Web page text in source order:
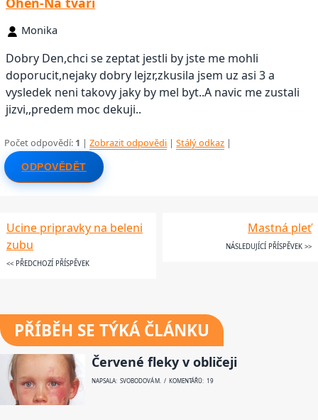
Monika
Dobry Den,chci se zeptat jestli by jste me mohli
doporucit,nejaky dobry lejzr,zkusila jsem uz asi 3 a
vysledek neni takovy jaky by mel byt..A navic me zustali
jizvi,,predem moc dekuji..
Počet odpovědí: 1 |Zobrazit odpovědi |Stálý odkaz |
ODPOVĚDĚT
Ucine pripravky na beleni
zubu
<< PŘEDCHOZÍ PŘÍSPĚVEK
Mastná pleť
NÁSLEDUJÍCÍ PŘÍSPĚVEK >>
PŘÍBĚH SE TÝKÁ ČLÁNKU
Červené fleky v obličeji
NAPSALA: SVOBODOVÁ M. / KOMENTÁŘŮ: 19